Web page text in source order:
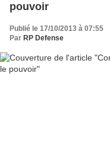
pouvoir
Publié le 17/10/2013 à 07:55
Par RP Defense